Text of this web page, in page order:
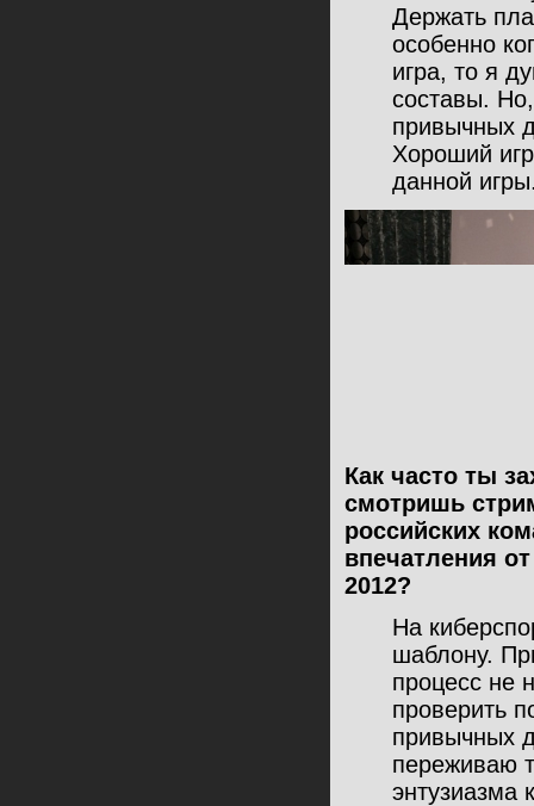
Держать
особенно
игра, то я
составы.
привычных
Хороший
данной
Как часто ты
смотришь
российских
впечатления
2012?
На
шаблону.
процесс не
проверить
привычных
переживаю
энтузиазма